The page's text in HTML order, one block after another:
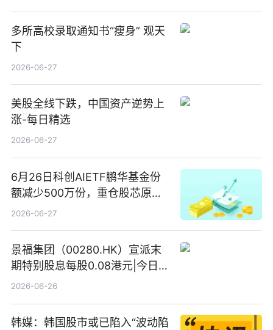
多所高校录取通知书“瘦身” 观天
下
2026-06-27
美股全线下跌，中国资产逆势上
涨-每日精选
2026-06-27
6月26日科创AIETF鹏华基金份
额减少500万份，重仓股芯原股
份、寒武纪、澜起科技 观速讯
2026-06-27
景福集团（00280.HK）宣派末
期特别股息每股0.08港元|今日快
看
2026-06-26
韩媒：韩国股市或已陷入“波动陷